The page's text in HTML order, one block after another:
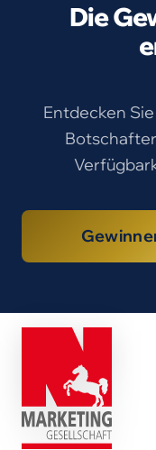
Die
Entdecken